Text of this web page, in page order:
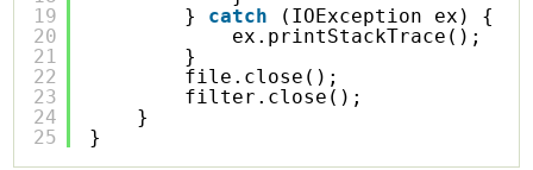
19
20
21
22
23
24
25
} catch
(IOException ex) {
ex.printStackTrace();
}
file.close();
filter.close();
}
}